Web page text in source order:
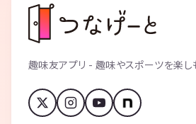
趣味友アプリ - 趣味やスポーツを楽し